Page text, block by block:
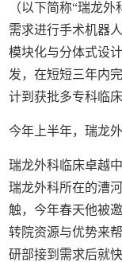
（以下简称“瑞龙
需求进行手术机器
模块化与分体式设
发，在短短三年内
计到获批多专科临
今年上半年，瑞龙
瑞龙外科临床卓越
瑞龙外科所在的漕
触，今年春天他被
转院资源与优势来
研部接到需求后就